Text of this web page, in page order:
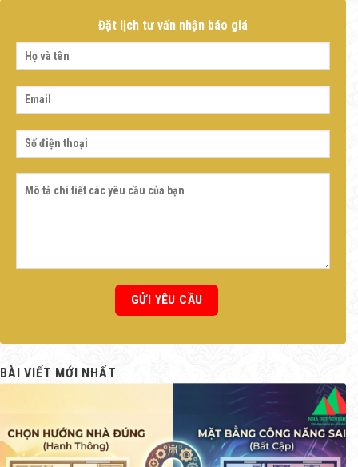
Đặt lịch tư vấn nhận báo giá
BÀI VIẾT MỚI NHẤT